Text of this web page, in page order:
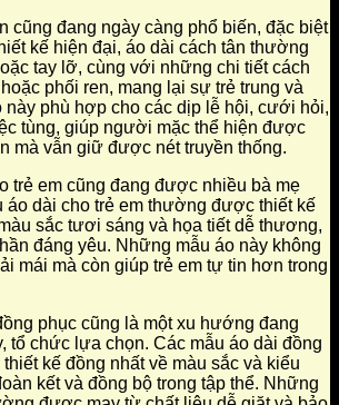
cũng đang ngày càng phổ biến, đặc biệt
kế hiện đại, áo dài cách tân thường
tay lỡ, cùng với những chi tiết cách
phối ren, mang lại sự trẻ trung và
này phù hợp cho các dịp lễ hội, cưới hỏi,
tùng, giúp người mặc thể hiện được
mà vẫn giữ được nét truyền thống.
trẻ em cũng đang được nhiều bà mẹ
áo dài cho trẻ em thường được thiết kế
sắc tươi sáng và họa tiết dễ thương,
đáng yêu. Những mẫu áo này không
mái mà còn giúp trẻ em tự tin hơn trong
phục cũng là một xu hướng đang
tổ chức lựa chọn. Các mẫu áo dài đồng
kế đồng nhất về màu sắc và kiểu
kết và đồng bộ trong tập thể. Những